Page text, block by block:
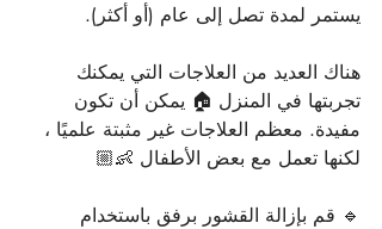
يستمر لمدة تصل إلى عام (أو أكثر).
هناك العديد من العلاجات التي يمكنك
تجربتها في المنزل 🏠 يمكن أن تكون
مفيدة. معظم العلاجات غير مثبتة علميًا ،
لكنها تعمل مع بعض الأطفال 👶🏼
🔹 قم بإزالة القشور برفق باستخدام